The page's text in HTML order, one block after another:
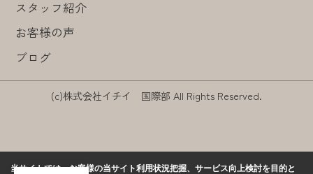
スタッフ紹介
お客様の声
ブログ
(c)株式会社イチイ 国際部 All Rights Reserved.
当サイトでは、お客様の当サイト利用状況把握、サービス向上検討を目的と